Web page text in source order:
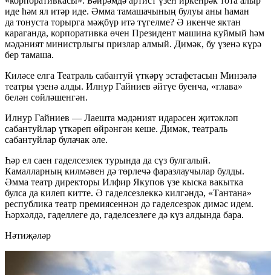
иде һәм ял итәр иде. Әмма тамашачының булуы аны һаман
да тонуста торырга мәҗбүр итә түгелме? Ә икенче яктан
караганда, корпоративка өчен Президент машина куймый һәм
мәдәният министрлыгы призлар алмый. Димәк, бу үзенә күрә
бер тамаша.
Киләсе елга Театраль сабантуй үткәрү эстафетасын Минзәлә
театры үзенә алды. Илнур Гайниев әйтүе буенча, «глава»
белән сөйләшенгән.
Илнур Гайниев — Лаешта мәдәният идарәсен җитәкләп
сабантуйлар үткәреп өйрәнгән кеше. Димәк, театраль
сабантуйлар булачак әле.
Һәр ел саен гаделсезлек турында да сүз булгалый.
Камалларның килмәвен дә төрлечә фаразлаучылар булды.
Әмма театр директоры Илфир Якупов үзе кыска вакытка
булса да килеп китте. Ә гаделсезлеккә килгәндә, «Тантана»
республика театр премиясеннән дә гаделсезрәк димәс идем.
Һәрхәлдә, гаделлеге дә, гаделсезлеге дә күз алдында бара.
Нәтиҗәләр